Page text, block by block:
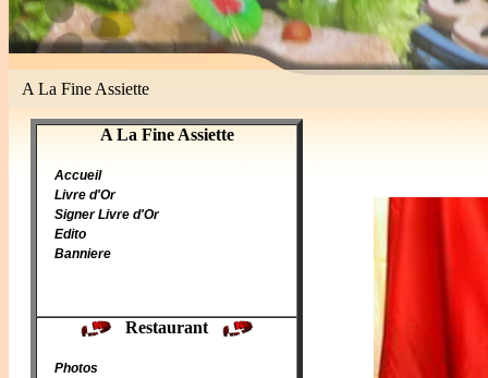
A La Fine Assiette
Maitre Cuisinier, Traiteur, Patissier
A La Fine Assiette
Accueil
Livre d'Or
Signer Livre d'Or
Edito
Banniere
Restaurant
Photos